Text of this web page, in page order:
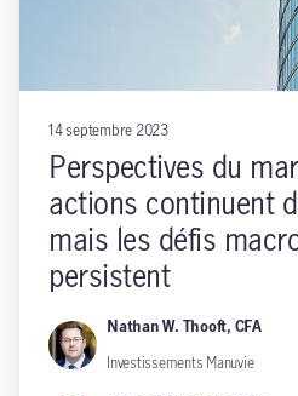
14 septembre 2023
Perspectives du
actions continuent
mais les défis
persistent
Nathan W. Thooft, CFA
Investissements Manuvie